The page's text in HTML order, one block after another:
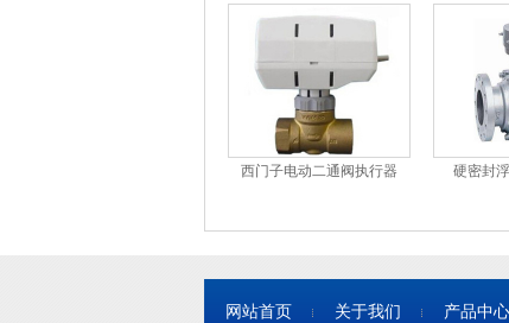
西门子电动二通阀执行器
硬密封
网站首页 关于我们 产品中心